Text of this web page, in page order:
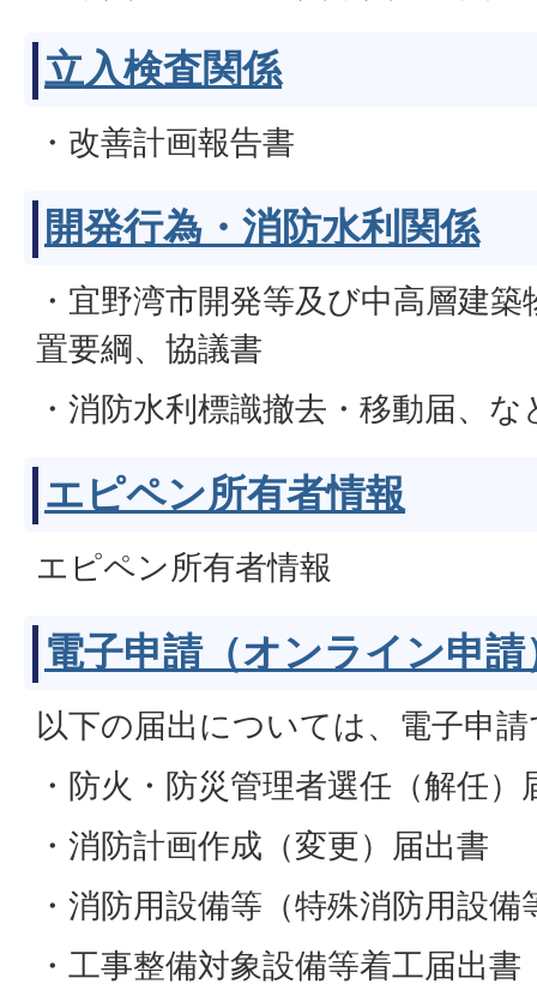
立入検査関係
・改善計画報告書
開発行為・消防水利関係
・宜野湾市開発等及び中高層建
置要綱、協議書
・消防水利標識撤去・移動届、な
エピペン所有者情報
エピペン所有者情報
電子申請（オンライン申請
以下の届出については、電子申
・防火・防災管理者選任（解任）
・消防計画作成（変更）届出書
・消防用設備等（特殊消防用設
・工事整備対象設備等着工届出書